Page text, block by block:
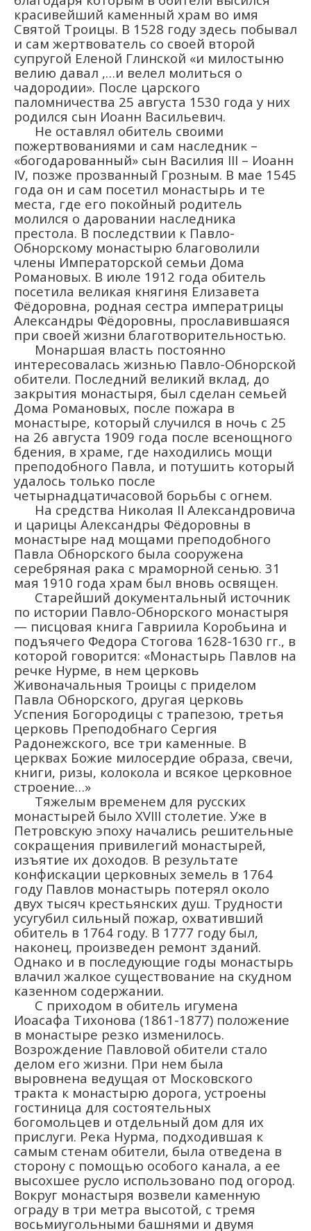
красивейший каменный храм во имя
Святой Троицы. В 1528 году здесь побывал
и сам жертвователь со своей второй
супругой Еленой Глинской «и милостыню
велию давал ,…и велел молиться о
чадородии». После царского
паломничества 25 августа 1530 года у них
родился сын Иоанн Васильевич.
Не оставлял обитель своими
пожертвованиями и сам наследник –
«богодарованный» сын Василия III – Иоанн
IV, позже прозванный Грозным. В мае 1545
года он и сам посетил монастырь и те
места, где его покойный родитель
молился о даровании наследника
престола. В последствии к Павло-
Обнорскому монастырю благоволили
члены Императорской семьи Дома
Романовых. В июле 1912 года обитель
посетила великая княгиня Елизавета
Фёдоровна, родная сестра императрицы
Александры Фёдоровны, прославившаяся
при своей жизни благотворительностью.
Монаршая власть постоянно
интересовалась жизнью Павло-Обнорской
обители. Последний великий вклад, до
закрытия монастыря, был сделан семьей
Дома Романовых, после пожара в
монастыре, который случился в ночь с 25
на 26 августа 1909 года после всенощного
бдения, в храме, где находились мощи
преподобного Павла, и потушить который
удалось только после
четырнадцатичасовой борьбы с огнем.
На средства Николая II Александровича
и царицы Александры Фёдоровны в
монастыре над мощами преподобного
Павла Обнорского была сооружена
серебряная рака с мраморной сенью. 31
мая 1910 года храм был вновь освящен.
Старейший документальный источник
по истории Павло-Обнорского монастыря
— писцовая книга Гавриила Коробьина и
подъячего Федора Стогова 1628-1630 гг., в
которой говорится: «Монастырь Павлов на
речке Нурме, в нем церковь
Живоначальныя Троицы с приделом
Павла Обнорского, другая церковь
Успения Богородицы с трапезою, третья
церковь Преподобнаго Сергия
Радонежского, все три каменные. В
церквах Божие милосердие образа, свечи,
книги, ризы, колокола и всякое церковное
строение…»
Тяжелым временем для русских
монастырей было XVIII столетие. Уже в
Петровскую эпоху начались решительные
сокращения привилегий монастырей,
изъятие их доходов. В результате
конфискации церковных земель в 1764
году Павлов монастырь потерял около
двух тысяч крестьянских душ. Трудности
усугубил сильный пожар, охвативший
обитель в 1764 году. В 1777 году был,
наконец, произведен ремонт зданий.
Однако и в последующие годы монастырь
влачил жалкое существование на скудном
казенном содержании.
С приходом в обитель игумена
Иоасафа Тихонова (1861-1877) положение
в монастыре резко изменилось.
Возрождение Павловой обители стало
делом его жизни. При нем была
выровнена ведущая от Московского
тракта к монастырю дорога, устроены
гостиница для состоятельных
богомольцев и отдельный дом для их
прислуги. Река Нурма, подходившая к
самым стенам обители, была отведена в
сторону с помощью особого канала, а ее
высохшее русло использовано под огород.
Вокруг монастыря возвели каменную
ограду в три метра высотой, с тремя
восьмиугольными башнями и двумя